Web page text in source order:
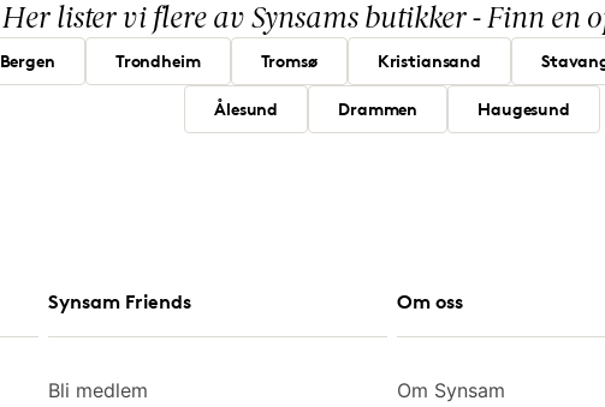
Her lister vi flere av Synsams butikker - Finn en
Bergen Trondheim Tromsø Kristiansand
Ålesund Drammen Haugesund
Synsam Friends
Bli medlem
Om oss
Om Synsam